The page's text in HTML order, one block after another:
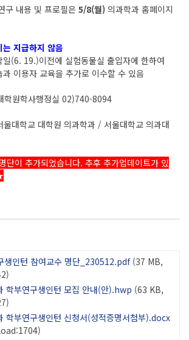
구 내용 및 프로필은 5/8(월) 의과학과 홈페이지
지급하지 않음
(6. 19.)이전에 실험동물실 출입자에 한하여
이용자 교육을 추가로 이수할 수 있음
학원학사행정실 02)740-8094
대학교 대학원 의과학과 / 서울대학교 의과대
이 추가되었습니다. 추후 추가업데이트가 있
인턴 참여교수 명단_230512.pdf (37 MB,
학부연구생인턴 모집 안내(안).hwp (63 KB,
학부연구생인턴 신청서(성적증명서첨부).docx